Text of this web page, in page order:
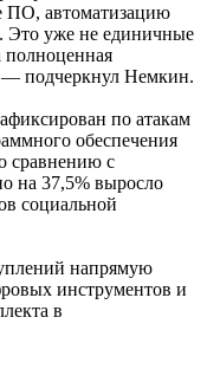
ПО, автоматизацию
Это уже не единичные
полноценная
— подчеркнул Немкин.
по атакам
обеспечения
сравнению с
на 37,5% выросло
социальной
напрямую
инструментов и
в